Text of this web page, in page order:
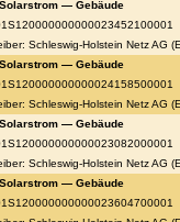
Solarstrom — Gebäude
Schleswig-Holstein Netz AG
Solarstrom — Gebäude
Schleswig-Holstein Netz AG
Solarstrom — Gebäude
Schleswig-Holstein Netz AG
Solarstrom — Gebäude